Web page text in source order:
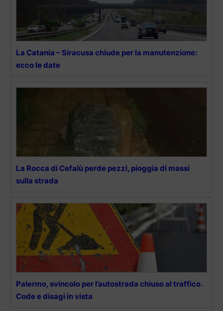
La Catania – Siracusa chiude per la manutenzione:
ecco le date
La Rocca di Cefalù perde pezzi, pioggia di massi
sulla strada
Palermo, svincolo per l’autostrada chiuso al traffico.
Code e disagi in vista